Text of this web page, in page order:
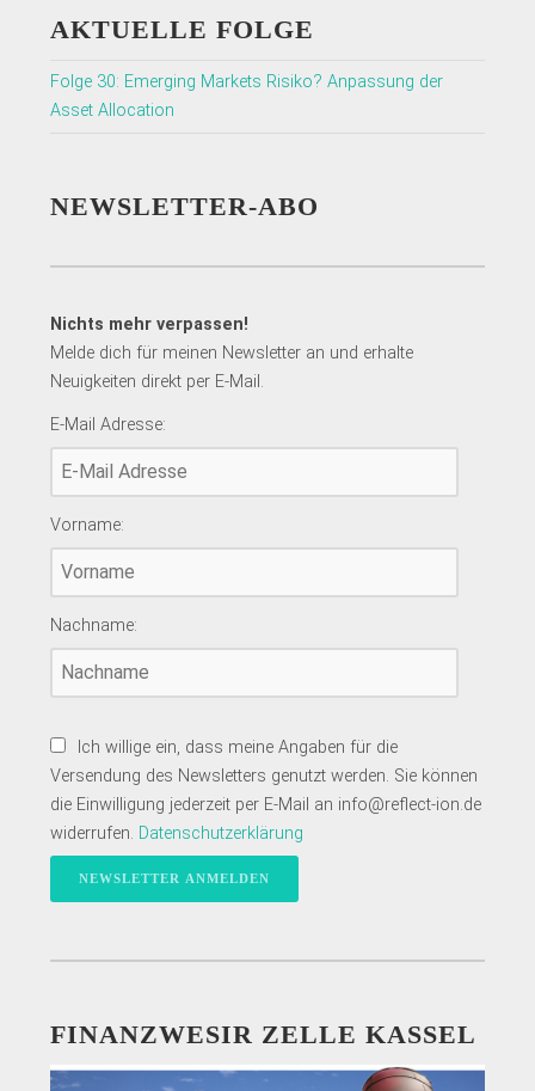
AKTUELLE FOLGE
Folge 30: Emerging Markets Risiko? Anpassung der
Asset Allocation
NEWSLETTER-ABO
Nichts mehr verpassen!
Melde dich für meinen Newsletter an und erhalte
Neuigkeiten direkt per E-Mail.
E-Mail Adresse:
Vorname:
Nachname:
Ich willige ein, dass meine Angaben für die
Versendung des Newsletters genutzt werden. Sie können
die Einwilligung jederzeit per E-Mail an info@reflect-ion.de
widerrufen. Datenschutzerklärung
FINANZWESIR ZELLE KASSEL